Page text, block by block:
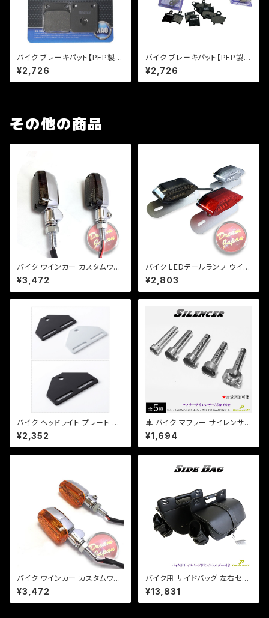
バイク ブレーキパット【PFP製】
PF120 マスターパッド マグナ5
0 KSR110 【クリックポスト発送
可能】
¥2,726
バイク ブレーキパット【PFP製】
PF144/2 マスターパッド エイプ
50 ジョーカー50【クリックポス
ト発送可能】
¥2,726
その他の商品
バイク ウインカー カスタムウイ
ンカー ver.1 【シルバー/スモー
クレンズ】 汎用 2個セット CB/X
JR/Z/ゼファー/バリオス/a254
¥3,472
バイク LEDテールランプ ウイン
カー 一体型テール ルーカステ
ール【レンズ色選択】 / 汎用 ル
ーカス CB XJ SR TW
¥2,803
バイク ヘッドライト プレート ス
テー ベーツライトプレート カス
タム 【ブラック・シルバー選択】D
S TW セロー等【クリックポスト
¥2,352
車 バイク マフラー サイレンサー
インナー バッフル 消音 長さ140
mm 直径【35 42 45 48 60m
m 】【即納可能】 音量調整 (検)
¥1,694
バイク ウインカー カスタムウイ
ンカー ver.1 【シルバー/オレン
ジレンズ】 汎用 2個セット CB/X
JR/Z/ゼファー/バリオス/a253
¥3,472
バイク用 サイドバッグ 左右セッ
ト ドリンクホルダー レインカバ
ー付き /ドラッグスター/スポーツ
スター/ビラーゴ/マグナ
¥13,831